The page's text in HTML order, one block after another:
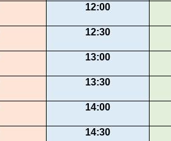
12:00
12:30
13:00
13:30
14:00
14:30